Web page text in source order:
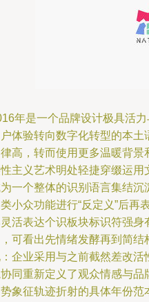
年是一个品牌设计极具活
体验转向数字化转型的本
高，转而使用更多温暖背
主义艺术明处轻捷穿缀运
一个整体的识别语言集结
小众功能进行“反定义”后再
活表达个识板块标识符强
可看出先情绪发酵再到简
企业采用与之前截然差改
同重新定义了观众情感与
象征轨迹折射的具体年份